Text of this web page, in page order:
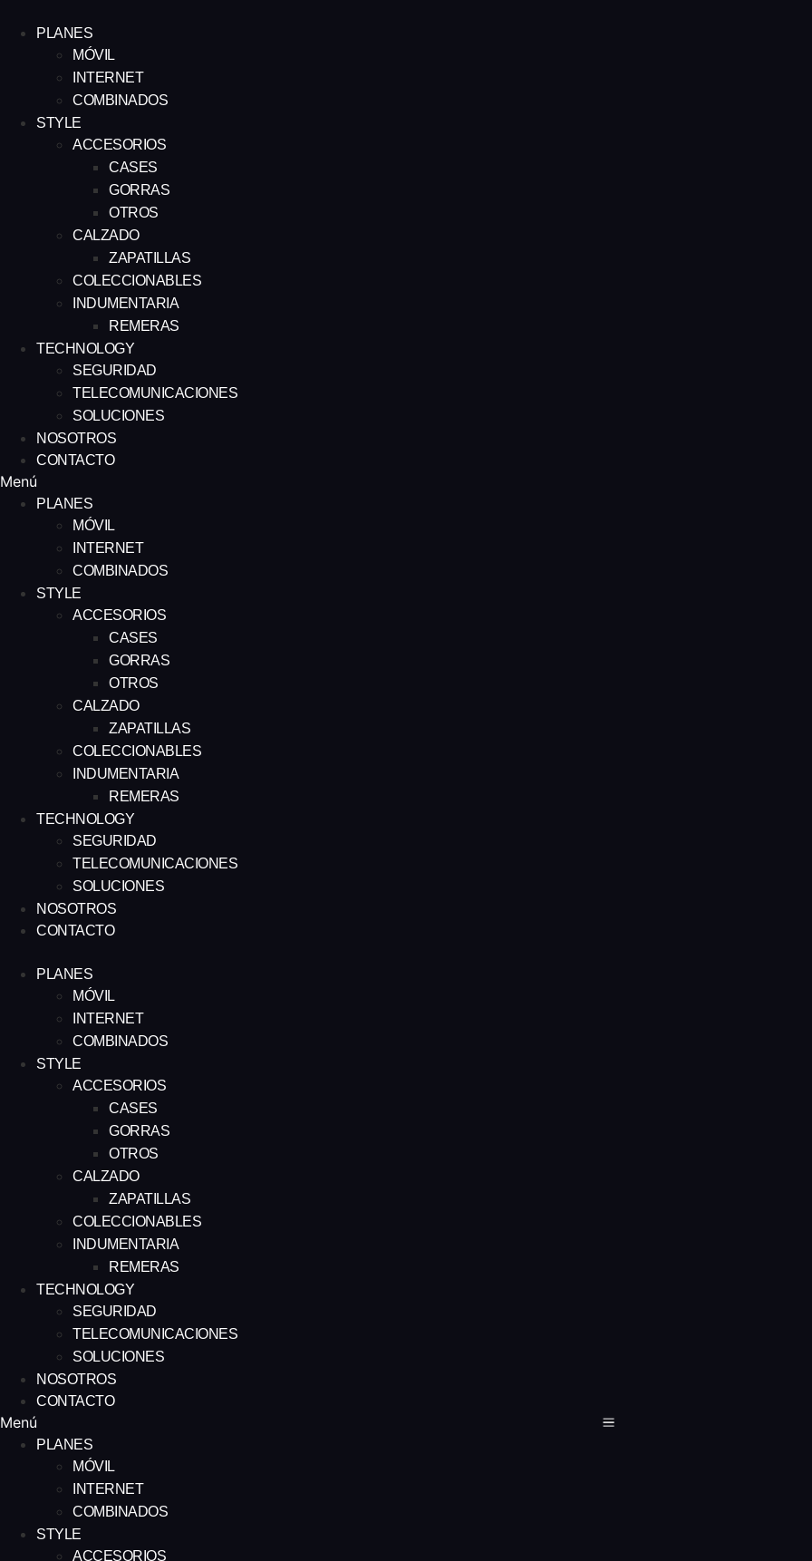
PLANES
MÓVIL
INTERNET
COMBINADOS
STYLE
ACCESORIOS
CASES
GORRAS
OTROS
CALZADO
ZAPATILLAS
COLECCIONABLES
INDUMENTARIA
REMERAS
TECHNOLOGY
SEGURIDAD
TELECOMUNICACIONES
SOLUCIONES
NOSOTROS
CONTACTO
Menú
PLANES
MÓVIL
INTERNET
COMBINADOS
STYLE
ACCESORIOS
CASES
GORRAS
OTROS
CALZADO
ZAPATILLAS
COLECCIONABLES
INDUMENTARIA
REMERAS
TECHNOLOGY
SEGURIDAD
TELECOMUNICACIONES
SOLUCIONES
NOSOTROS
CONTACTO
PLANES
MÓVIL
INTERNET
COMBINADOS
STYLE
ACCESORIOS
CASES
GORRAS
OTROS
CALZADO
ZAPATILLAS
COLECCIONABLES
INDUMENTARIA
REMERAS
TECHNOLOGY
SEGURIDAD
TELECOMUNICACIONES
SOLUCIONES
NOSOTROS
CONTACTO
Menú
PLANES
MÓVIL
INTERNET
COMBINADOS
STYLE
ACCESORIOS